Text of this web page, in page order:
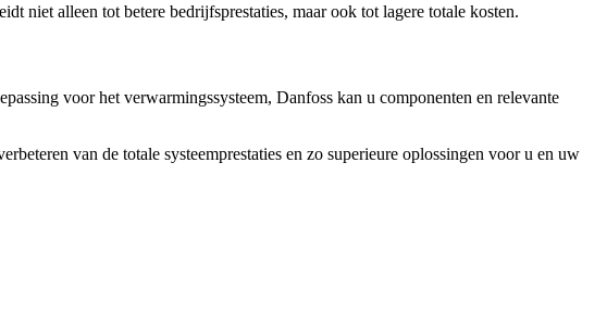
niet alleen tot betere bedrijfsprestaties, maar ook tot lagere totale kosten.
voor het verwarmingssysteem, Danfoss kan u componenten en relevante
van de totale systeemprestaties en zo superieure oplossingen voor u en uw